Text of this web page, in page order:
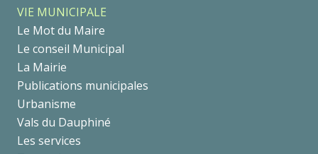
VIE MUNICIPALE
Le Mot du Maire
Le conseil Municipal
La Mairie
Publications municipales
Urbanisme
Vals du Dauphiné
Les services